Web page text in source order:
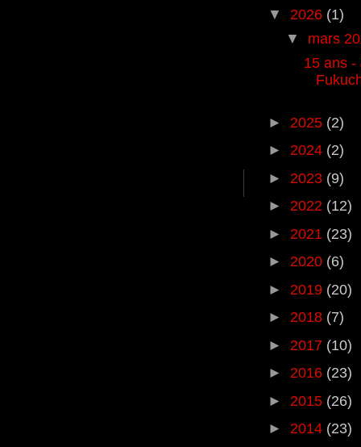
▼ 2026 (1)
▼ mars
15 ans -
► 2025 (2)
► 2024 (2)
► 2023 (9)
► 2022 (12)
► 2021 (23)
► 2020 (6)
► 2019 (20)
► 2018 (7)
► 2017 (10)
► 2016 (23)
► 2015 (26)
► 2014 (23)